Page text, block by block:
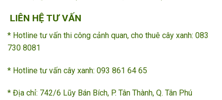
LIÊN HỆ TƯ VẤN
* Hotline tư vấn thi công cảnh quan, cho thuê cây xanh: 083
730 8081
* Hotline tư vấn cây xanh: 093 861 64 65 ­­
* Địa chỉ: 742/6 Lũy Bán Bích, P. Tân Thành, Q. Tân Phú